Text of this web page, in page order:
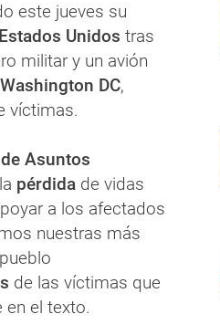
este jueves su
Estados Unidos tras
militar y un avión
Washington DC,
víctimas.
Asuntos
pérdida de vidas
a los afectados
nuestras más
de las víctimas que
en el texto.